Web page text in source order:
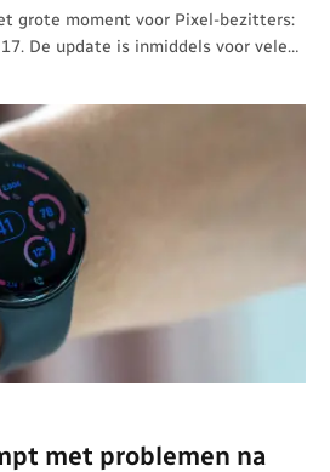
grote moment voor Pixel-bezitters:
De update is inmiddels voor vele…
met problemen na